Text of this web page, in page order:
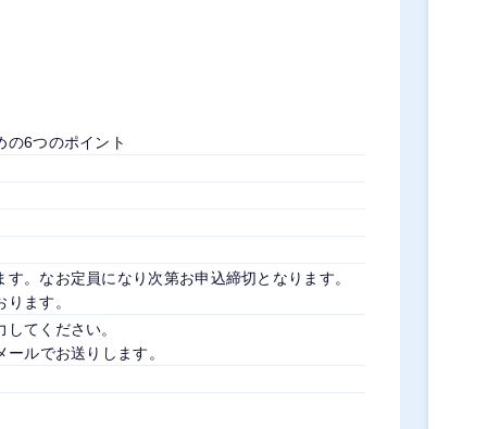
の6つのポイント
。なお定員になり次第お申込締切となります。
ます。
てください。
ルでお送りします。